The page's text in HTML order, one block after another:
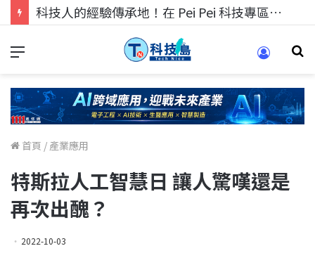
科技人的經驗傳承地！在 Pei Pei 科技專區，與學弟妹交流最硬核的技術
首頁 / 產業應用
特斯拉人工智慧日 讓人驚嘆還是
再次出醜？
2022-10-03